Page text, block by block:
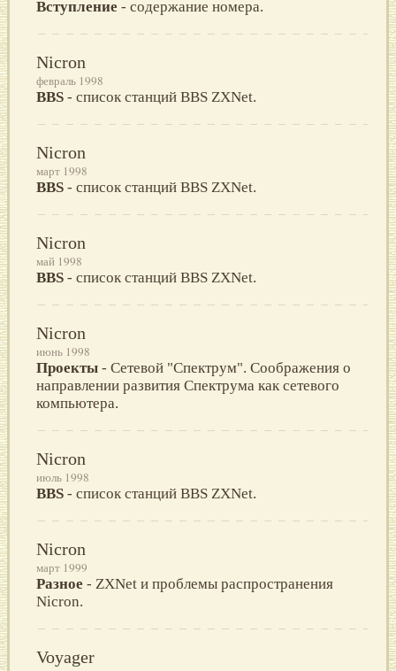
Вступление - содержание номера.
Nicron
февраль 1998
BBS - список станций BBS ZXNet.
Nicron
март 1998
BBS - список станций BBS ZXNet.
Nicron
май 1998
BBS - список станций BBS ZXNet.
Nicron
июнь 1998
Проекты - Сетевой "Спектрум". Соображения о
направлении развития Спектрума как сетевого
компьютера.
Nicron
июль 1998
BBS - список станций BBS ZXNet.
Nicron
март 1999
Разное - ZXNet и проблемы распространения
Nicron.
Voyager